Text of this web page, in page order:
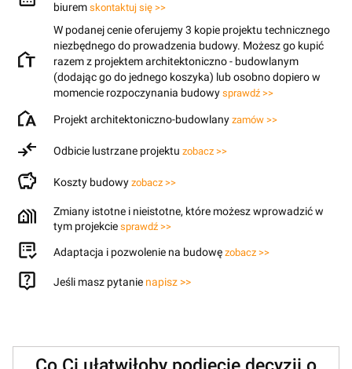
biurem skontaktuj się >>
W podanej cenie oferujemy 3 kopie projektu technicznego
niezbędnego do prowadzenia budowy. Możesz go kupić
razem z projektem architektoniczno - budowlanym
(dodając go do jednego koszyka) lub osobno dopiero w
momencie rozpoczynania budowy sprawdź >>
Projekt architektoniczno-budowlany zamów >>
Odbicie lustrzane projektu zobacz >>
Koszty budowy zobacz >>
Zmiany istotne i nieistotne, które możesz wprowadzić w
tym projekcie sprawdź >>
Adaptacja i pozwolenie na budowę zobacz >>
Jeśli masz pytanie napisz >>